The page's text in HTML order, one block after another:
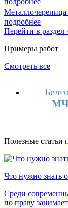
подробнее
Перейти в раздел
Примеры работ
Смотреть все
МЧ
Полезные статьи
Что нужно знать
Среди
по праву